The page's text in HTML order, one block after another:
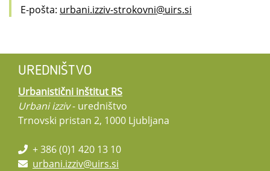
E-pošta: urbani.izziv-strokovni@uirs.si
UREDNIŠTVO
Urbanistični inštitut RS
Urbani izziv- uredništvo
Trnovski pristan 2, 1000 Ljubljana
+ 386 (0)1 420 13 10
urbani.izziv@uirs.si